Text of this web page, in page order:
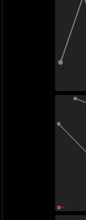
boss_connector